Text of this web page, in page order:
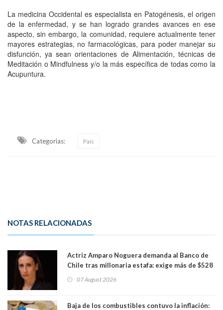
La medicina Occidental es especialista en Patogénesis, el origen
de la enfermedad, y se han logrado grandes avances en ese
aspecto, sin embargo, la comunidad, requiere actualmente tener
mayores estrategias, no farmacológicas, para poder manejar su
disfunción, ya sean orientaciones de Alimentación, técnicas de
Meditación o Mindfulness y/o la más específica de todas como la
Acupuntura.
Categorias: País
NOTAS RELACIONADAS
Actriz Amparo Noguera demanda al Banco de
Chile tras millonaria estafa: exige más de $528
07 August 2026
Baja de los combustibles contuvo la inflación: